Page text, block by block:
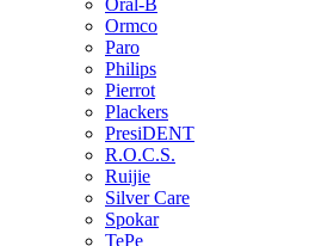
Oral-B
Ormco
Paro
Philips
Pierrot
Plackers
PresiDENT
R.O.C.S.
Ruijie
Silver Care
Spokar
TePe